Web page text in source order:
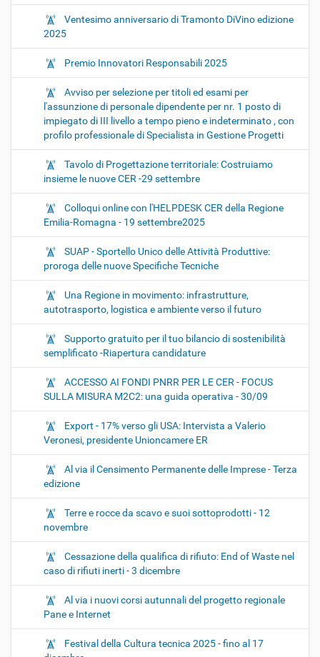
Ventesimo anniversario di Tramonto DiVino edizione
2025
Premio Innovatori Responsabili 2025
Avviso per selezione per titoli ed esami per
l'assunzione di personale dipendente per nr. 1 posto di
impiegato di III livello a tempo pieno e indeterminato , con
profilo professionale di Specialista in Gestione Progetti
Tavolo di Progettazione territoriale: Costruiamo
insieme le nuove CER -29 settembre
Colloqui online con l'HELPDESK CER della Regione
Emilia-Romagna - 19 settembre2025
SUAP - Sportello Unico delle Attività Produttive:
proroga delle nuove Specifiche Tecniche
Una Regione in movimento: infrastrutture,
autotrasporto, logistica e ambiente verso il futuro
Supporto gratuito per il tuo bilancio di sostenibilità
semplificato -Riapertura candidature
ACCESSO AI FONDI PNRR PER LE CER - FOCUS
SULLA MISURA M2C2: una guida operativa - 30/09
Export - 17% verso gli USA: Intervista a Valerio
Veronesi, presidente Unioncamere ER
Al via il Censimento Permanente delle Imprese - Terza
edizione
Terre e rocce da scavo e suoi sottoprodotti - 12
novembre
Cessazione della qualifica di rifiuto: End of Waste nel
caso di rifiuti inerti - 3 dicembre
Al via i nuovi corsi autunnali del progetto regionale
Pane e Internet
Festival della Cultura tecnica 2025 - fino al 17